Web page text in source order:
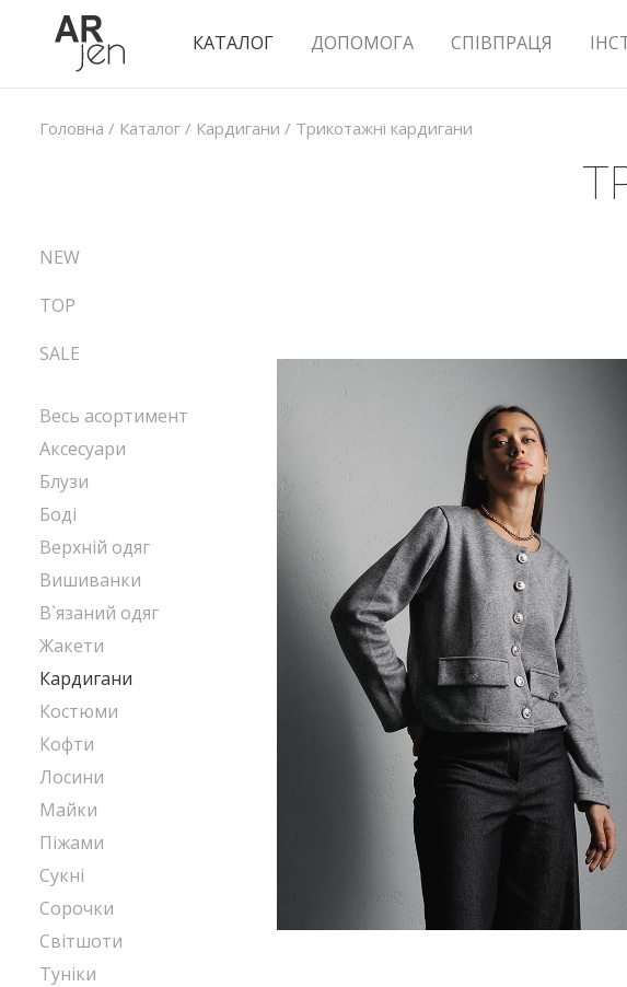
КАТАЛОГ ДОПОМОГА СПІВПРАЦЯ
Головна / Каталог / Кардигани / Трикотажні кардигани
NEW
TOP
SALE
Весь асортимент
Аксесуари
Блузи
Боді
Верхній одяг
Вишиванки
В`язаний одяг
Жакети
Кардигани
Костюми
Кофти
Лосини
Майки
Піжами
Сукні
Сорочки
Світшоти
Туніки